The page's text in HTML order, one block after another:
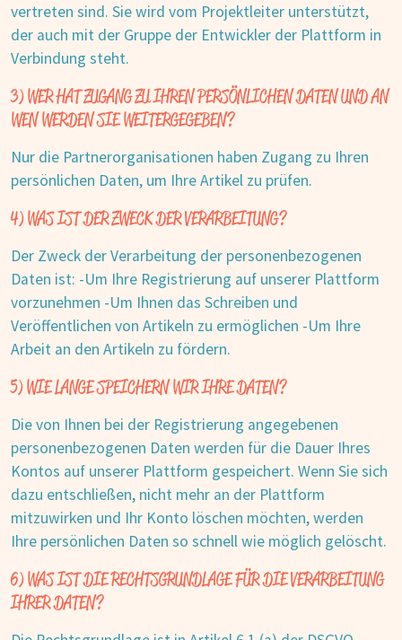
vertreten sind. Sie wird vom Projektleiter unterstützt,
der auch mit der Gruppe der Entwickler der Plattform in
Verbindung steht.
3) WER HAT ZUGANG ZU IHREN PERSÖNLICHEN DATEN UND AN
WEN WERDEN SIE WEITERGEGEBEN?
Nur die Partnerorganisationen haben Zugang zu Ihren
persönlichen Daten, um Ihre Artikel zu prüfen.
4) WAS IST DER ZWECK DER VERARBEITUNG?
Der Zweck der Verarbeitung der personenbezogenen
Daten ist: -Um Ihre Registrierung auf unserer Plattform
vorzunehmen -Um Ihnen das Schreiben und
Veröffentlichen von Artikeln zu ermöglichen -Um Ihre
Arbeit an den Artikeln zu fördern.
5) WIE LANGE SPEICHERN WIR IHRE DATEN?
Die von Ihnen bei der Registrierung angegebenen
personenbezogenen Daten werden für die Dauer Ihres
Kontos auf unserer Plattform gespeichert. Wenn Sie sich
dazu entschließen, nicht mehr an der Plattform
mitzuwirken und Ihr Konto löschen möchten, werden
Ihre persönlichen Daten so schnell wie möglich gelöscht.
6) WAS IST DIE RECHTSGRUNDLAGE FÜR DIE VERARBEITUNG
IHRER DATEN?